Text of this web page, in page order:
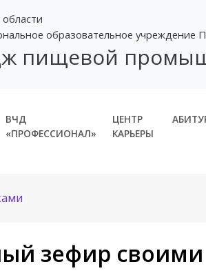
образовательное учреждение
пищевой
ВЧД
«ПРОФЕССИОНАЛ»
ЦЕНТР
КАРЬЕРЫ
зефир